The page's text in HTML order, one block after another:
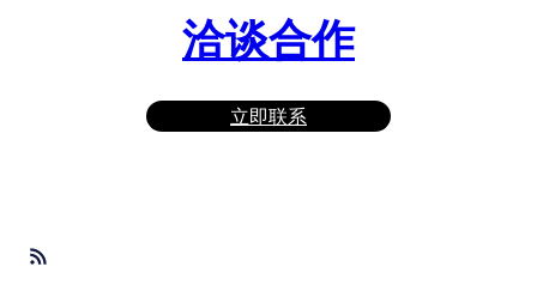
洽谈合作
立即联系
RSS Feed